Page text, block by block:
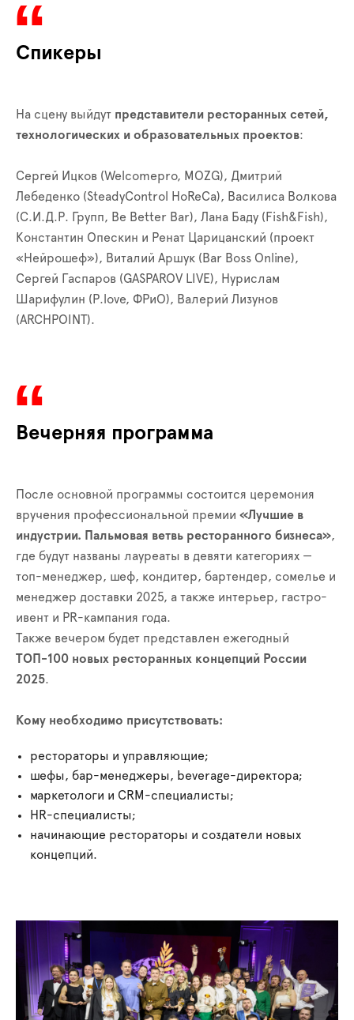
Спикеры
На сцену выйдут представители ресторанных сетей,
технологических и образовательных проектов:
Сергей Ицков (Welcomepro, MOZG), Дмитрий
Лебеденко (SteadyControl HoReCa), Василиса Волкова
(С.И.Д.Р. Групп, Be Better Bar), Лана Баду (Fish&Fish),
Константин Опескин и Ренат Царицанский (проект
«Нейрошеф»), Виталий Аршук (Bar Boss Online),
Сергей Гаспаров (GASPAROV LIVE), Нурислам
Шарифулин (P.love, ФРиО), Валерий Лизунов
(ARCHPOINT).
Вечерняя программа
После основной программы состоится церемония
вручения профессиональной премии «Лучшие в
индустрии. Пальмовая ветвь ресторанного бизнеса»,
где будут названы лауреаты в девяти категориях —
топ-менеджер, шеф, кондитер, бартендер, сомелье и
менеджер доставки 2025, а также интерьер, гастро-
ивент и PR-кампания года.
Также вечером будет представлен ежегодный
ТОП-100 новых ресторанных концепций России
2025.
Кому необходимо присутствовать:
рестораторы и управляющие;
шефы, бар-менеджеры, beverage-директора;
маркетологи и CRM-специалисты;
HR-специалисты;
начинающие рестораторы и создатели новых
концепций.